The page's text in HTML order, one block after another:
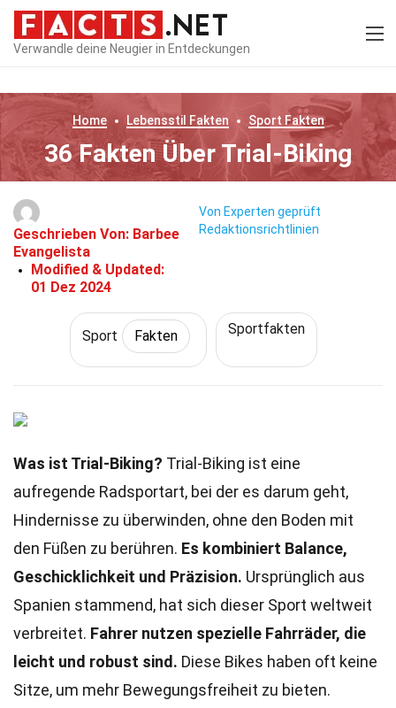
Verwandle deine Neugier in Entdeckungen
Home Lebensstil Fakten Sport Fakten
36 Fakten Über Trial-Biking
Geschrieben Von: Barbee
Evangelista
Modified & Updated:
01 Dez 2024
Von Experten geprüft
Redaktionsrichtlinien
Sport Fakten Sportfakten
Was ist Trial-Biking? Trial-Biking ist eine
aufregende Radsportart, bei der es darum geht,
Hindernisse zu überwinden, ohne den Boden mit
den Füßen zu berühren. Es kombiniert Balance,
Geschicklichkeit und Präzision. Ursprünglich aus
Spanien stammend, hat sich dieser Sport weltweit
verbreitet. Fahrer nutzen spezielle Fahrräder, die
leicht und robust sind. Diese Bikes haben oft keine
Sitze, um mehr Bewegungsfreiheit zu bieten.